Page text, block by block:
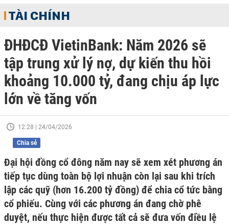
TÀI CHÍNH
ĐHĐCĐ VietinBank: Năm 2026 sẽ
tập trung xử lý nợ, dự kiến thu hồi
khoảng 10.000 tỷ, đang chịu áp lực
lớn về tăng vốn
12:28 | 24/04/2026
Chia sẻ
Đại hội đồng cổ đông năm nay sẽ xem xét phương án
tiếp tục dùng toàn bộ lợi nhuận còn lại sau khi trích
lập các quỹ (hơn 16.200 tỷ đồng) để chia cổ tức bằng
cổ phiếu. Cùng với các phương án đang chờ phê
duyệt, nếu thực hiện được tất cả sẽ đưa vốn điều lệ